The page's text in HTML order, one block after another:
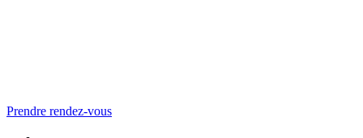
Prendre rendez-vous